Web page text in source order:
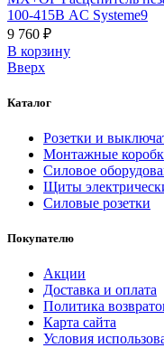
100-415В AC Systeme9
9 760 ₽
В корзинy
Вверх
Каталог
Розетки и
Монтажные
Силовое
Щиты
Силовые розетки
Покупателю
Акции
Доставка и оплата
Политика
Карта сайта
Условия